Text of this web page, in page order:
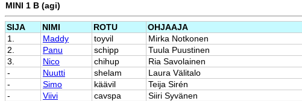
MINI 1 B (agi)
SIJA NIMI ROTU OHJAAJA
1.
Maddy toyvil Mirka Notkonen
2.
Panu schipp Tuula Puustinen
3.
Nico chihup Ria Savolainen
-
Nuutti shelam Laura Välitalo
-
Simo käävil Teija Sirén
-
Viivi cavspa Siiri Syvänen